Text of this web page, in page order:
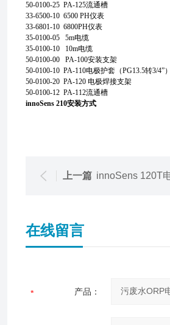
50-0100-25 PA-125流通槽
33-6500-10 6500 PH仪表
33-6801-10 6800PH仪表
35-0100-05 5m电缆
35-0100-10 10m电缆
50-0100-00 PA-100安装支架
50-0100-10 PA-110电极护套（PG13.5转3/4”）
50-0100-20 PA-120 电极焊接支架
50-0100-12 PA-112流通槽
innoSens 210安装方式
上一篇 innoSens 120T电极
在线留言
产品：